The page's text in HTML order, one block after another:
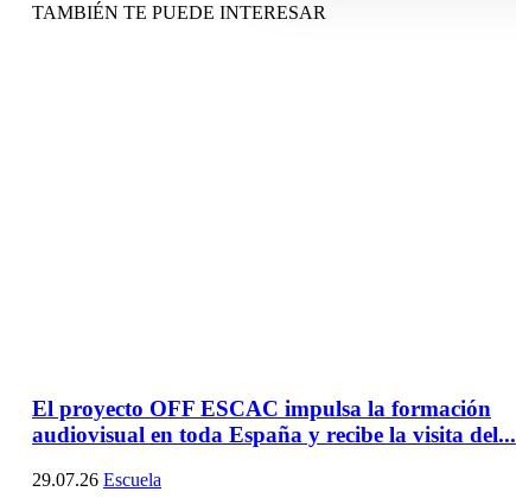
TAMBIÉN TE PUEDE INTERESAR
El proyecto OFF ESCAC impulsa la formación
audiovisual en toda España y recibe la visita del...
29.07.26 Escuela